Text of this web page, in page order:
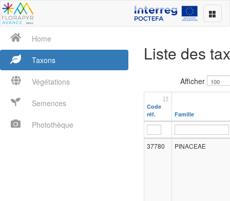
Home
Taxons
Végétations
Semences
Photothèque
Liste des
Afficher
Code
réf.
Famille
37780 PINACEAE